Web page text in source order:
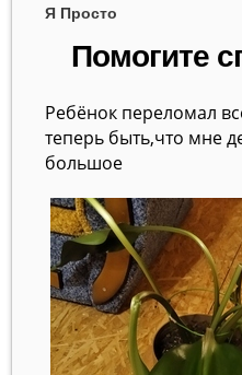
Я Просто
Помогите
Ребёнок переломал
теперь быть,что мне
большое